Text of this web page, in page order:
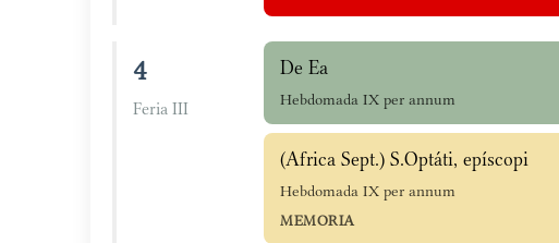
4
Feria III
De Ea
Hebdomada IX per annum
(Africa Sept.) S.Optáti, epíscopi
Hebdomada IX per annum
MEMORIA